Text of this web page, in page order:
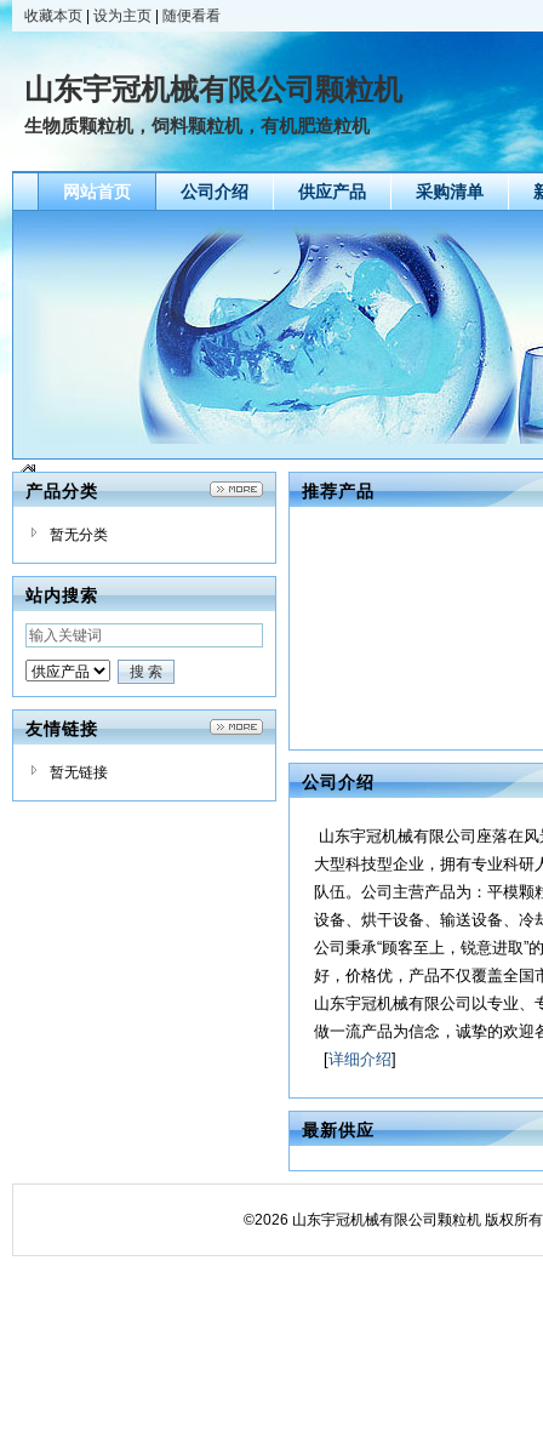
收藏本页 设为主页 随便看看
山东宇冠机械有限公司颗粒机
生物质颗粒机，饲料颗粒机，有机肥造粒机
网站首页 公司介绍 供应产品 采购清单
产品分类
暂无分类
站内搜索
友情链接
暂无链接
推荐产品
公司介绍
山东宇冠机械有限公司座落在
大型科技型企业，拥有专业科研
队伍。公司主营产品为：平模
设备、烘干设备、输送设备、冷
公司秉承“顾客至上，锐意进取”
好，价格优，产品不仅覆盖全国
山东宇冠机械有限公司以专业
做一流产品为信念，诚挚的欢迎
[详细介绍]
最新供应
©2026 山东宇冠机械有限公司颗粒机 版权所